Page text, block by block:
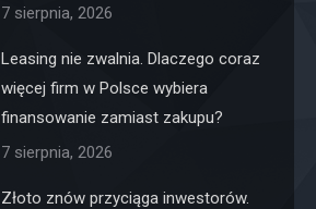
7 sierpnia, 2026
Leasing nie zwalnia. Dlaczego coraz
więcej firm w Polsce wybiera
finansowanie zamiast zakupu?
7 sierpnia, 2026
Złoto znów przyciąga inwestorów.